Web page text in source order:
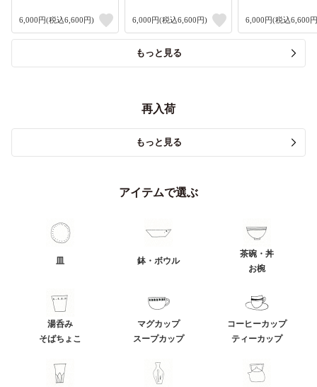
6,000円(税込6,600円) 6,000円(税込6,600円) 6,000円(税込6,600
もっと見る
再入荷
もっと見る
アイテムで選ぶ
皿 鉢・ボウル
茶碗・丼
お椀
湯呑み
そばちょこ
マグカップ
スープカップ
コーヒーカップ
ティーカップ